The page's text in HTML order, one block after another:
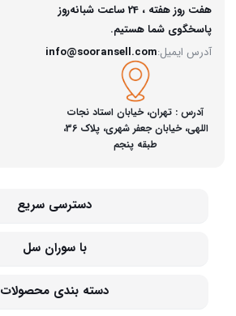
آدرس ایمیل:info@sooransell.com
هفت روز هفته ، 24 ساعت شبانه‌روز
پاسخگوی شما هستیم.
آدرس : تهران، خیابان استاد نجات
اللهی، خیابان جعفر شهری، پلاک 36،
طبقه پنجم
دسترسی سریع
با سوران سل
دسته بندی محصولات